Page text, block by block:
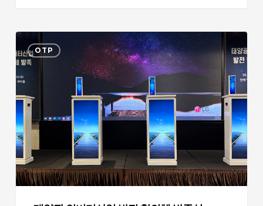
OTP
태
양
광
인
버
터
산
업
발
전